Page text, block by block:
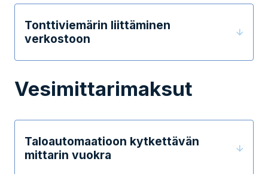
Tonttiviemärin liittäminen
verkostoon
Vesimittarimaksut
Taloautomaatioon kytkettävän
mittarin vuokra